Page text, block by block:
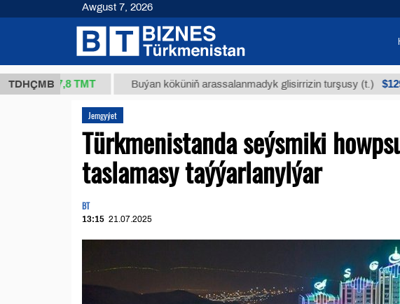
TDHÇMB
37,8 ТМТ Buýan köküniň arassalanmadyk glisirrizin turşusy (t.) $12935,18
Jemgyýet
Türkmenistanda seýsmiki
taslamasy taýýarlanylýar
BT
13:15 21.07.2025
Awgust 7, 2026